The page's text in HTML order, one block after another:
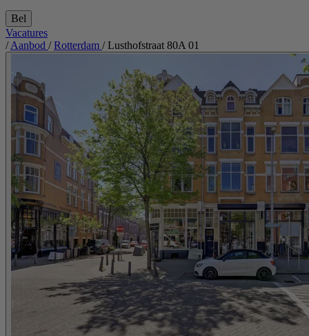
Bel
Vacatures
/ Aanbod / Rotterdam / Lusthofstraat 80A 01